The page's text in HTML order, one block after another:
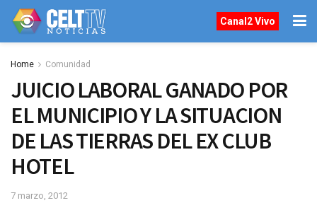
Canal2 Vivo
Home Comunidad
JUICIO LABORAL GANADO POR
EL MUNICIPIO Y LA SITUACION
DE LAS TIERRAS DEL EX CLUB
HOTEL
7 marzo, 2012